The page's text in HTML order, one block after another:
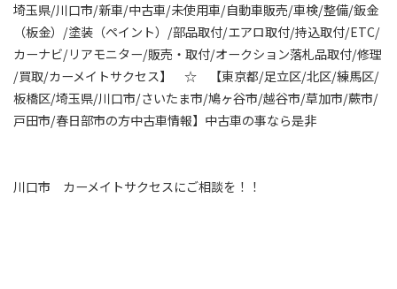
埼玉県/川口市/新車/中古車/未使用車/自動車販売/車検/整備/鈑金
（板金）/塗装（ペイント）/部品取付/エアロ取付/持込取付/ETC/
カーナビ/リアモニター/販売・取付/オークション落札品取付/修理
/買取/カーメイトサクセス】 ☆ 【東京都/足立区/北区/練馬区/
板橋区/埼玉県/川口市/さいたま市/鳩ヶ谷市/越谷市/草加市/蕨市/
戸田市/春日部市の方中古車情報】中古車の事なら是非
川口市 カーメイトサクセスにご相談を！！